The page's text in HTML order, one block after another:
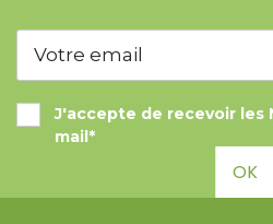
J'accepte de recevoir les
mail*
OK